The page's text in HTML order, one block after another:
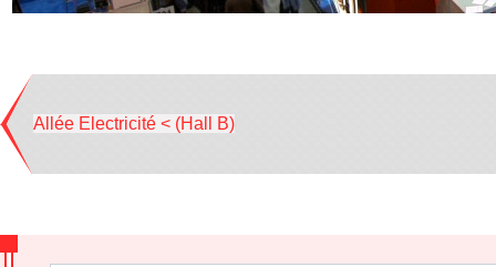
Allée Electricité < (Hall B)